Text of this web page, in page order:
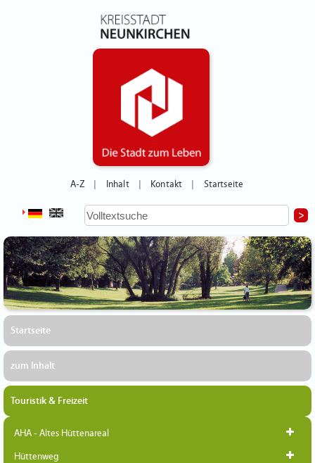
A-Z Inhalt Kontakt Startseite
Startseite
zum Inhalt
Touristik & Freizeit
AHA - Altes Hüttenareal
Hüttenweg